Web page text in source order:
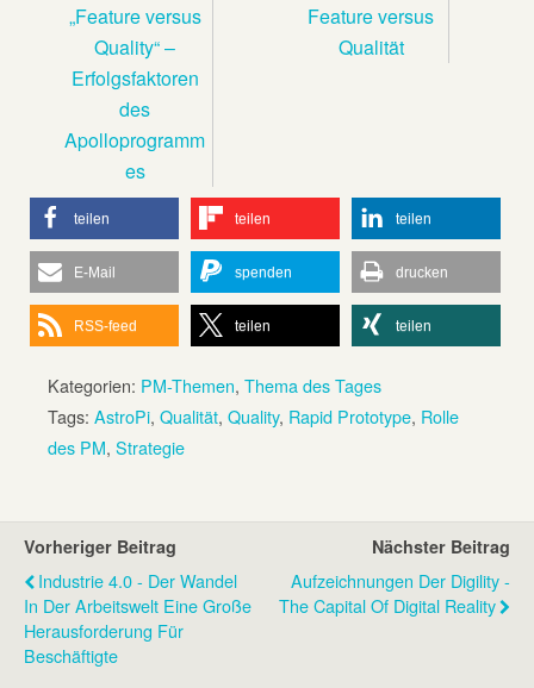
„Feature versus
Quality“ –
Erfolgsfaktoren
des
Apolloprogramm
es
Feature versus
Qualität
teilen teilen teilen
E-Mail spenden drucken
RSS-feed teilen teilen
Kategorien: PM-Themen, Thema des Tages
Tags: AstroPi, Qualität, Quality, Rapid Prototype, Rolle
des PM, Strategie
Vorheriger Beitrag
Industrie 4.0 - Der Wandel
In Der Arbeitswelt Eine Große
Herausforderung Für
Beschäftigte
Nächster Beitrag
Aufzeichnungen Der Digility -
The Capital Of Digital Reality